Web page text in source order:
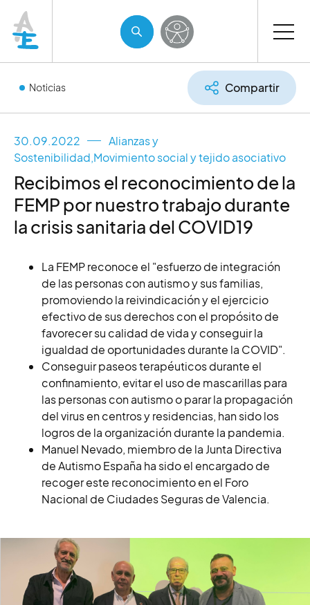
Noticias Compartir
30.09.2022
Alianzas y
Sostenibilidad,Movimiento social y tejido asociativo
Recibimos el reconocimiento de la
FEMP por nuestro trabajo durante
la crisis sanitaria del COVID19
La FEMP reconoce el "esfuerzo de integración
de las personas con autismo y sus familias,
promoviendo la reivindicación y el ejercicio
efectivo de sus derechos con el propósito de
favorecer su calidad de vida y conseguir la
igualdad de oportunidades durante la COVID".
Conseguir paseos terapéuticos durante el
confinamiento, evitar el uso de mascarillas para
las personas con autismo o parar la propagación
del virus en centros y residencias, han sido los
logros de la organización durante la pandemia.
Manuel Nevado, miembro de la Junta Directiva
de Autismo España ha sido el encargado de
recoger este reconocimiento en el Foro
Nacional de Ciudades Seguras de Valencia.